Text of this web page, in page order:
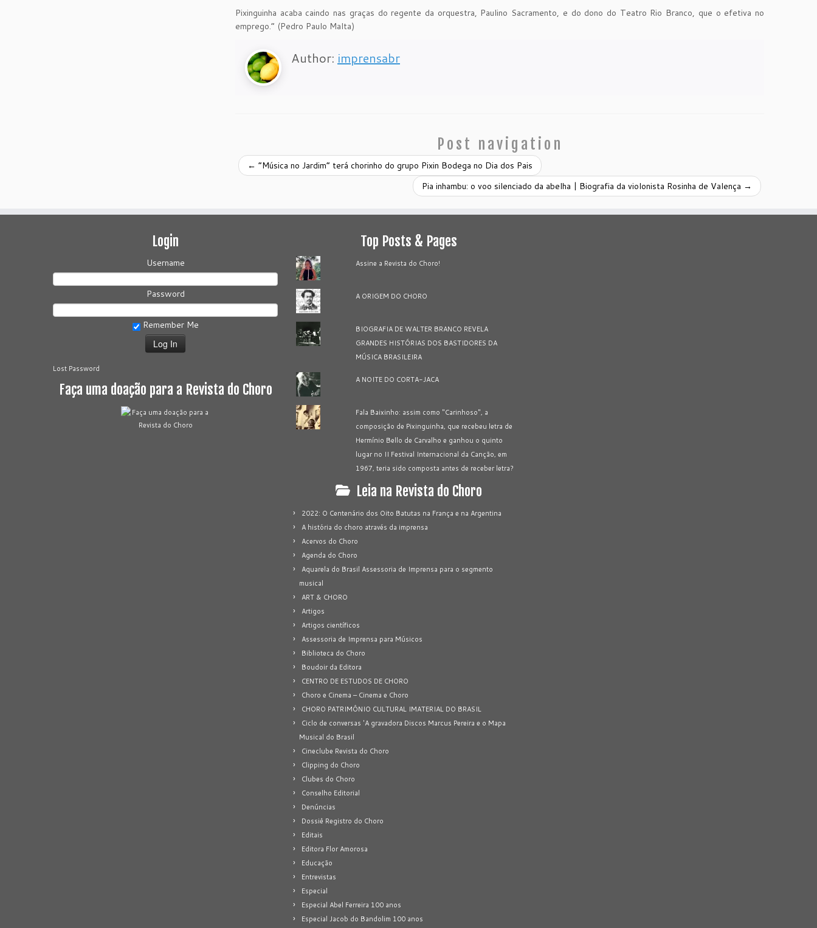
Pixinguinha acaba caindo nas graças do regente da orquestra, Paulino Sacramento, e do dono do Teatro Rio Branco, que o efetiva no
emprego.” (Pedro Paulo Malta)
Author: imprensabr
Post navigation
← “Música no Jardim” terá chorinho do grupo Pixin Bodega no Dia dos Pais
Pia inhambu: o voo silenciado da abelha | Biografia da violonista Rosinha de Valença →
Login
Username
Password
Remember Me
Lost Password
Faça uma doação para a Revista do Choro
Top Posts & Pages
Assine a Revista do Choro!
A ORIGEM DO CHORO
BIOGRAFIA DE WALTER BRANCO REVELA
GRANDES HISTÓRIAS DOS BASTIDORES DA
MÚSICA BRASILEIRA
A NOITE DO CORTA-JACA
Fala Baixinho: assim como "Carinhoso", a
composição de Pixinguinha, que recebeu letra de
Hermínio Bello de Carvalho e ganhou o quinto
lugar no II Festival Internacional da Canção, em
1967, teria sido composta antes de receber letra?
Leia na Revista do Choro
2022: O Centenário dos Oito Batutas na França e na Argentina
A história do choro através da imprensa
Acervos do Choro
Agenda do Choro
Aquarela do Brasil Assessoria de Imprensa para o segmento
musical
ART & CHORO
Artigos
Artigos científicos
Assessoria de Imprensa para Músicos
Biblioteca do Choro
Boudoir da Editora
CENTRO DE ESTUDOS DE CHORO
Choro e Cinema – Cinema e Choro
CHORO PATRIMÔNIO CULTURAL IMATERIAL DO BRASIL
Ciclo de conversas 'A gravadora Discos Marcus Pereira e o Mapa
Musical do Brasil
Cineclube Revista do Choro
Clipping do Choro
Clubes do Choro
Conselho Editorial
Denúncias
Dossiê Registro do Choro
Editais
Editora Flor Amorosa
Educação
Entrevistas
Especial
Especial Abel Ferreira 100 anos
Especial Jacob do Bandolim 100 anos